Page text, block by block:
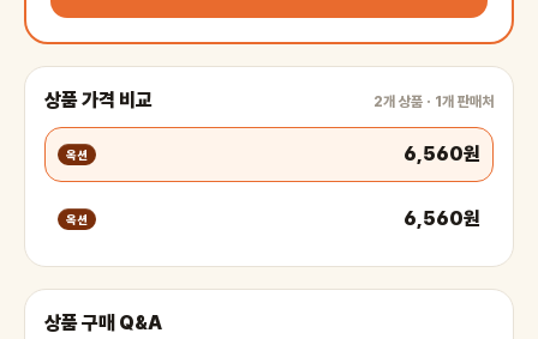
상품 가격 비교 2개 상품 · 1개 판매처
옥션 6,560원
옥션 6,560원
상품 구매 Q&A